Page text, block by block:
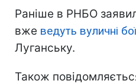
Раніше в РНБО
вже ведуть вуличні бої
Луганську.
Також